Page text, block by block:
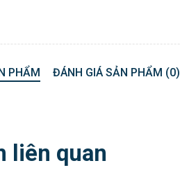
PHẨM ĐÁNH GIÁ SẢN PHẨM (0)
liên quan